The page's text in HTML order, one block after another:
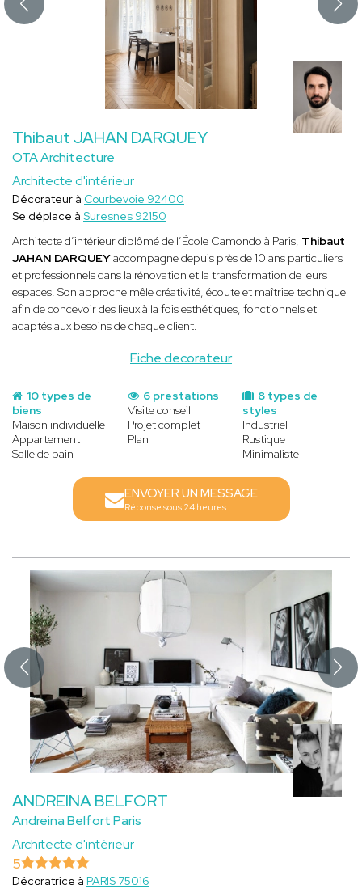
Thibaut JAHAN DARQUEY
OTA Architecture
Architecte d'intérieur
Fiche decorateur
Décorateur à Courbevoie 92400
Se déplace à Suresnes 92150
Architecte d’intérieur diplômé de l’École Camondo à Paris, Thibaut
JAHAN DARQUEYaccompagne depuis près de 10 ans particuliers
et professionnels dans la rénovation et la transformation de leurs
espaces. Son approche mêle créativité, écoute et maîtrise technique
afin de concevoir des lieux à la fois esthétiques, fonctionnels et
adaptés aux besoins de chaque client.
10 types de
biens
Maison individuelle
Appartement
Salle de bain
8 types de
styles
Industriel
Rustique
Minimaliste
6 prestations
Visite conseil
Projet complet
Plan
ENVOYER UN MESSAGE
Réponse sous 24 heures
ANDREINA BELFORT
Andreina Belfort Paris
Architecte d'intérieur
5
Décoratrice à PARIS 75016